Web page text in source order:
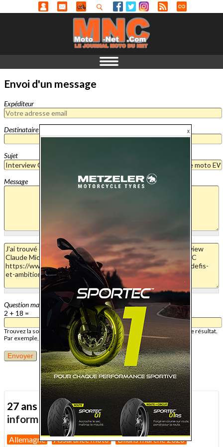
Envoi d'un message
Expéditeur
Destinataire
Sujet
Message
Question mathématique
2 + 18 =
Trouvez la solution de ce problème mathématique simple et saisissez le résultat.
Par exemple, pour 1 + 3, saisissez 4.
27 ans d'actualité moto :toutes nos
informations depuis 1999 !
Allemagne Assurance moto Bilans marché 2026